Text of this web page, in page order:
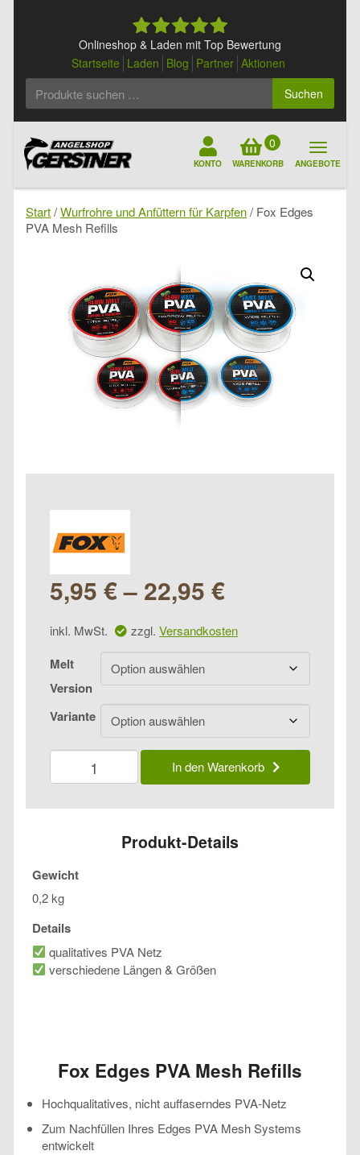
Onlineshop & Laden mit Top Bewertung
Startseite Laden Blog Partner Aktionen
Suchen
KONTO
0
WARENKORB ANGEBOTE
Start/Wurfrohre und Anfüttern für Karpfen/ Fox Edges
PVA Mesh Refills
Fox Edges PVA Mesh Refills
Hochqualitatives, nicht auffaserndes PVA-Netz
Zum Nachfüllen Ihres Edges PVA Mesh Systems
entwickelt
5,95 €– 22,95 €
inkl. MwSt. zzgl. Versandkosten
Melt
Version
Variante
Fox
PVA
Mesh
In den Warenkorb
Produkt-Details
Gewicht
0,2 kg
Details
qualitatives PVA Netz
verschiedene Längen & Größen